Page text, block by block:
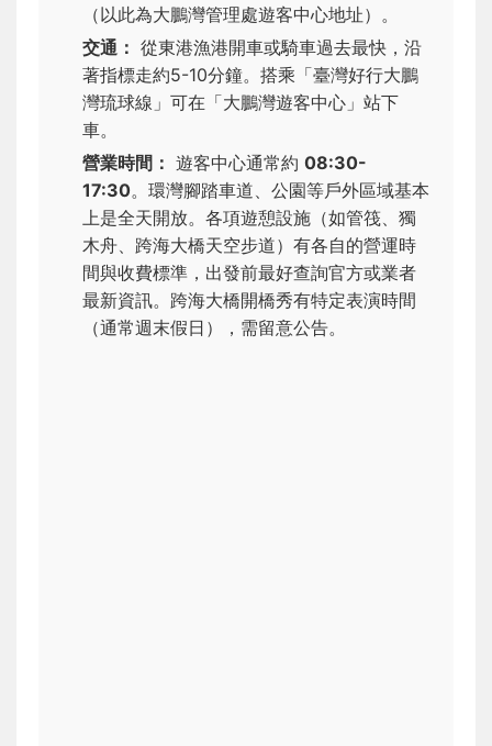
（以此為大鵬灣管理處遊客中心地址）。
交通： 從東港漁港開車或騎車過去最快，沿
著指標走約5-10分鐘。搭乘「臺灣好行大鵬
灣琉球線」可在「大鵬灣遊客中心」站下
車。
營業時間： 遊客中心通常約 08:30-
17:30。環灣腳踏車道、公園等戶外區域基本
上是全天開放。各項遊憩設施（如管筏、獨
木舟、跨海大橋天空步道）有各自的營運時
間與收費標準，出發前最好查詢官方或業者
最新資訊。跨海大橋開橋秀有特定表演時間
（通常週末假日），需留意公告。